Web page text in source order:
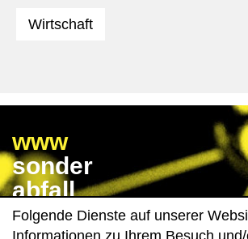
Wirtschaft
www
sonder
abfall
wissen
Folgende Dienste auf unserer
Informationen zu Ihrem Besuch